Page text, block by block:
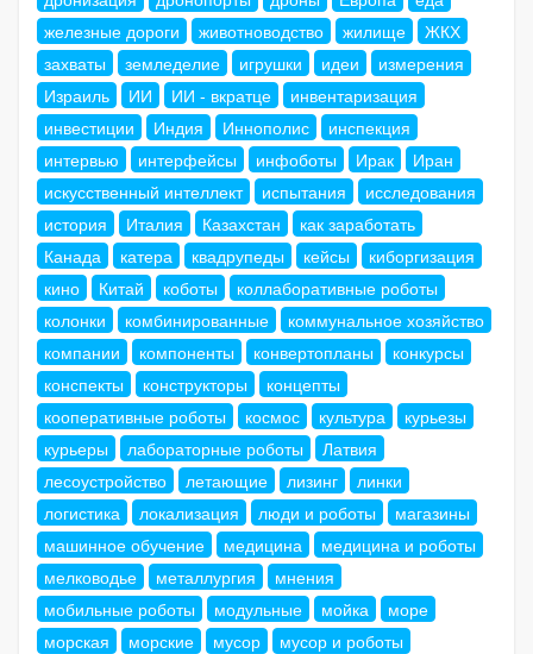
железные дороги
животноводство жилище
ЖКХ
захваты
земледелие игрушки идеи
измерения
Израиль
ИИ ИИ - вкратце
инвентаризация
инвестиции
Индия Иннополис
инспекция
интервью
интерфейсы инфоботы Ирак
Иран
искусственный интеллект
испытания
исследования
история
Италия Казахстан
как заработать
Канада
катера квадрупеды кейсы
киборгизация
кино
Китай коботы
коллаборативные роботы
колонки
комбинированные
коммунальное хозяйство
компании
компоненты конвертопланы
конкурсы
конспекты
конструкторы
концепты
кооперативные роботы
космос культура
курьезы
курьеры
лабораторные роботы
Латвия
лесоустройство
летающие лизинг
линки
логистика
локализация люди и роботы
магазины
машинное обучение
медицина
медицина и роботы
мелководье
металлургия
мнения
мобильные роботы
модульные мойка
море
морская
морские мусор
мусор и роботы